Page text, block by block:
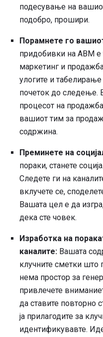
подесување на
подобро, прошири.
Порамнете го
придобивки на ABM
маркетинг и
улогите и
почеток до следење.
процесот на
вашиот тим за
содржина.
Преминете на
пораки, станете
Следете ги на
вклучете се,
Вашата цел е да
дека сте човек.
Изработка на
каналите: Вашата
клучните сметки што
нема простор за
привлечете
да ставите повторно
ја прилагодите за
идентификувавте.